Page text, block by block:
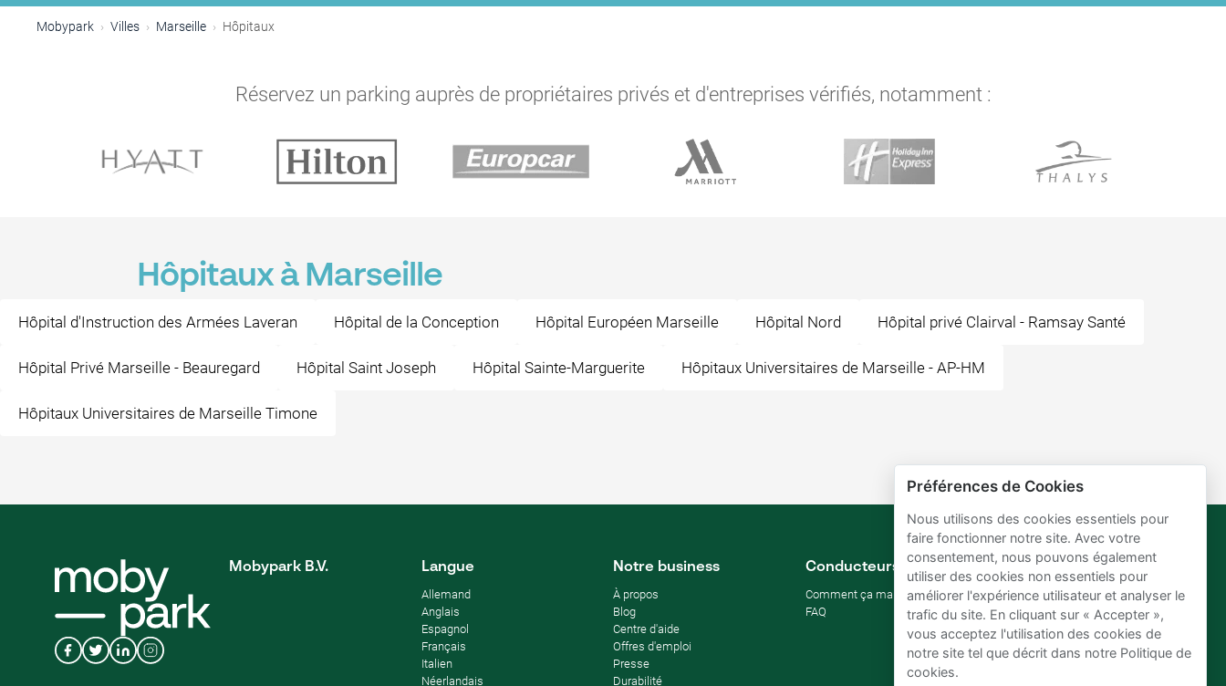
Mobypark Villes Marseille Hôpitaux
Réservez un parking auprès de propriétaires privés et d'entreprises vérifiés, notamment :
Hôpitaux à Marseille
Hôpital d'Instruction des Armées Laveran Hôpital de la Conception Hôpital Européen Marseille Hôpital Nord Hôpital privé Clairval - Ramsay Santé
Hôpital Privé Marseille - Beauregard Hôpital Saint Joseph Hôpital Sainte-Marguerite Hôpitaux Universitaires de Marseille - AP-HM
Hôpitaux Universitaires de Marseille Timone
Mobypark B.V. Langue
Allemand
Anglais
Espagnol
Français
Italien
Néerlandais
Notre business
À propos
Blog
Centre d'aide
Offres d'emploi
Presse
Durabilité
Conducteurs
Comment ça marche
FAQ
Propriétaires de parking
Comment louer mon parking
rentabiliser un parking
d'entreprise
Pour hôtels
Préférences de Cookies
Nous utilisons des cookies essentiels pour
faire fonctionner notre site. Avec votre
consentement, nous pouvons également
utiliser des cookies non essentiels pour
améliorer l'expérience utilisateur et analyser le
trafic du site. En cliquant sur « Accepter »,
vous acceptez l'utilisation des cookies de
notre site tel que décrit dans notre Politique de
cookies.